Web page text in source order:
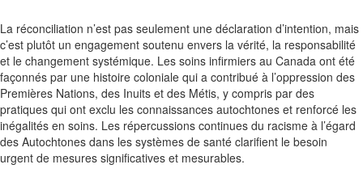
La réconciliation n’est pas seulement une déclaration d’intention, mais
c’est plutôt un engagement soutenu envers la vérité, la responsabilité
et le changement systémique. Les soins infirmiers au Canada ont été
façonnés par une histoire coloniale qui a contribué à l’oppression des
Premières Nations, des Inuits et des Métis, y compris par des
pratiques qui ont exclu les connaissances autochtones et renforcé les
inégalités en soins. Les répercussions continues du racisme à l’égard
des Autochtones dans les systèmes de santé clarifient le besoin
urgent de mesures significatives et mesurables.